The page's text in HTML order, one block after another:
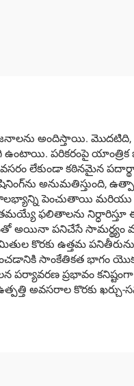
అందిస్తాయి. మొదటిది,
పరికరంపై యాంత్రిక
లేకుండా కఠినమైన
అనుమతిస్తుంది,
సౌలభ్యాన్ని పెంచుతాయి
ఫలితాలను నిర్ధారిస్తూ
పనిచేసే సామర్థ్యం
ఉత్తమ పనితీరును
సాంకేతికత భాగం యొక్క
పర్యావరణ ప్రభావం
అవసరాల కొరకు